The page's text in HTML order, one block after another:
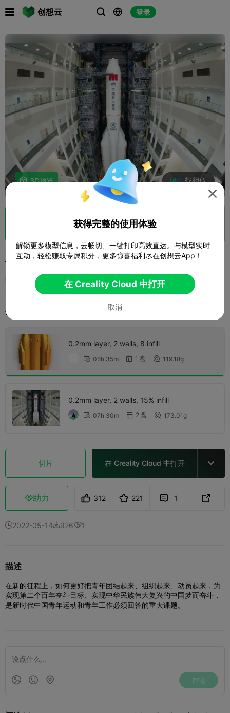
创想云   登录
 
 3D预览 找相似
建团100周年航空火箭
柒柒
打印配置 (2)
0.2mm layer, 2 walls, 8 infill
 05h 35m  1 盘  119.18g
0.2mm layer, 2 walls, 15% infill
 07h 30m  2 盘  173.01g
切片 在 Creality Cloud 中打开 
助力 312 221  1 
2022-05-149261
描述
在新的征程上，如何更好把青年团结起来、组织起来、动员起来，为
实现第二个百年奋斗目标、实现中华民族伟大复兴的中国梦而奋斗，
是新时代中国青年运动和青年工作必须回答的重大课题。

获得完整的使用体验
解锁更多模型信息，云畅切、一键打印高效直达。与模型实时
互动，轻松赚取专属积分，更多惊喜福利尽在创想云App！
在 Creality Cloud 中打开
取消